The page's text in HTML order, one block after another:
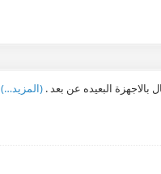
(المزيد…)